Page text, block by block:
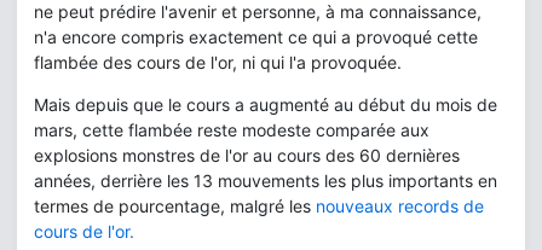
ne peut prédire l'avenir et personne, à ma connaissance,
n'a encore compris exactement ce qui a provoqué cette
flambée des cours de l'or, ni qui l'a provoquée.
Mais depuis que le cours a augmenté au début du mois de
mars, cette flambée reste modeste comparée aux
explosions monstres de l'or au cours des 60 dernières
années, derrière les 13 mouvements les plus importants en
termes de pourcentage, malgré les nouveaux records de
cours de l'or.